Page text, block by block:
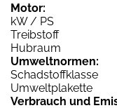
Motor:
kW / PS
Treibstoff
Hubraum
Umweltnormen:
Schadstoffklasse
Umweltplakette
Verbrauch und